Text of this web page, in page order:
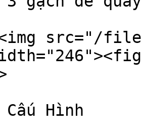
src="/
Cấu Hình